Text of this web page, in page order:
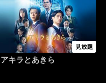
見放題
アキラとあきら